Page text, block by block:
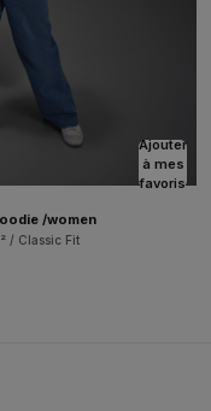
Ajouter
à mes
favoris
/women
/ Classic Fit